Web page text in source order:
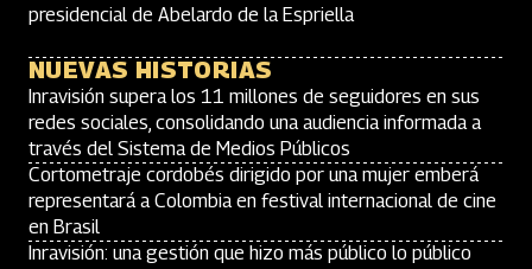
presidencial de Abelardo de la Espriella
NUEVAS HISTORIAS
Inravisión supera los 11 millones de seguidores en sus
redes sociales, consolidando una audiencia informada a
través del Sistema de Medios Públicos
Cortometraje cordobés dirigido por una mujer emberá
representará a Colombia en festival internacional de cine
en Brasil
Inravisión: una gestión que hizo más público lo público